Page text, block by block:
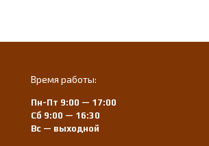
Время работы:
Пн-Пт 9:00 — 17:00
Сб 9:00 — 16:30
Вс — выходной